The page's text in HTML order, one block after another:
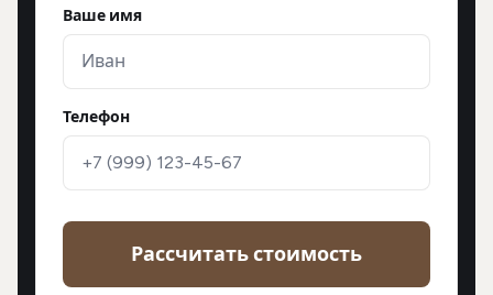
Ваше имя
Телефон
Рассчитать стоимость